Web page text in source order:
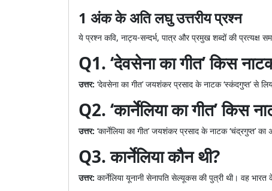
1 अंक के अति लघु उत्तरीय प्रश्न
ये प्रश्न कवि, नाट्य-सन्दर्भ, पात्र और प्रमुख शब्दों की प्रत्यक्ष
Q1. ‘देवसेना का गीत’ किस
उत्तर: ‘देवसेना का गीत’ जयशंकर प्रसाद के नाटक ‘स्कंदगुप्त’ से
Q2. ‘कार्नेलिया का गीत’ किस
उत्तर: ‘कार्नेलिया का गीत’ जयशंकर प्रसाद के नाटक ‘चंद्रगुप्त’
Q3. कार्नेलिया कौन थी?
उत्तर: कार्नेलिया यूनानी सेनापति सेल्यूकस की पुत्री थी। वह